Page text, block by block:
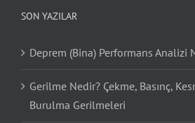
SON YAZILAR
Deprem (Bina) Performans Analizi
Gerilme Nedir? Çekme, Basınç,
Burulma Gerilmeleri